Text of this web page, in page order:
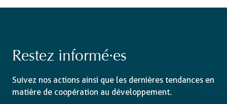
Restez informé·es
Suivez nos actions ainsi que les dernières tendances en
matière de coopération au développement.